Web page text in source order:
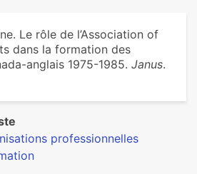
Le rôle de l’Association of
dans la formation des
anglais 1975-1985. Janus.
professionnelles